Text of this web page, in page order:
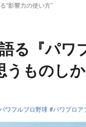
“影響力の使い方”
る『パ
ものしか
ワフルプロ野球 パワプロア